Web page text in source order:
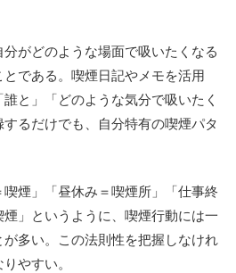
がどのような場面で吸いたくなる
である。喫煙日記やメモを活用
と」「どのような気分で吸いたく
るだけでも、自分特有の喫煙パタ
煙」「昼休み＝喫煙所」「仕事終
」というように、喫煙行動には一
多い。この法則性を把握しなけれ
やすい。